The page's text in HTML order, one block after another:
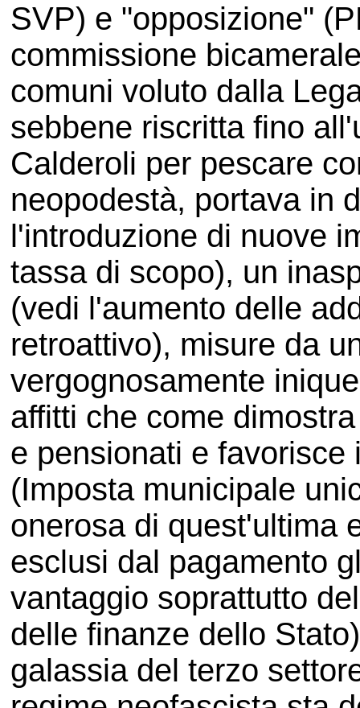
SVP) e "opposizione"
commissione
comuni voluto dalla
sebbene riscritta fino
Calderoli per pescare
neopodestà, portava in
l'introduzione di nuove
tassa di scopo), un
(vedi l'aumento delle
retroattivo), misure da
vergognosamente
affitti che come
e pensionati e
(Imposta municipale
onerosa di quest'ultima
esclusi dal pagamento
vantaggio soprattutto
delle finanze dello
galassia del terzo